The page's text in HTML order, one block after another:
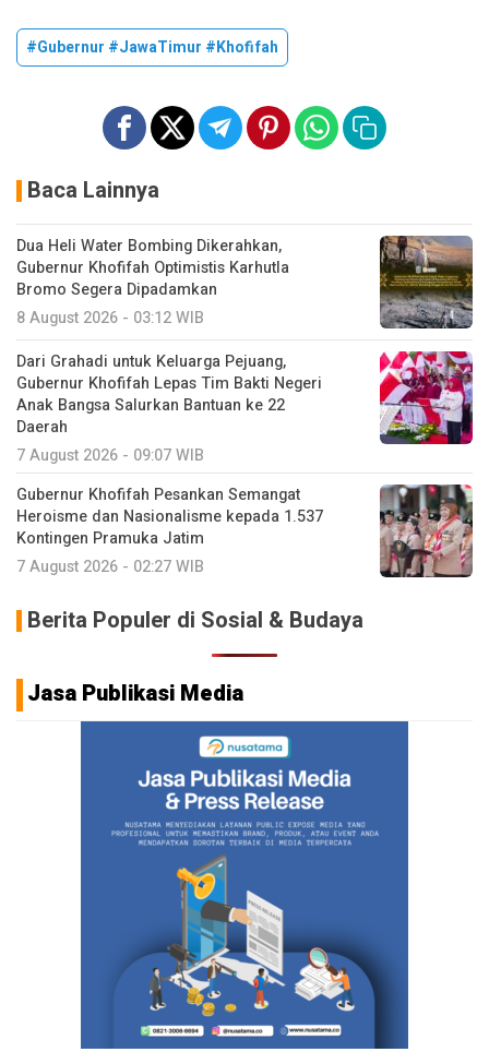
#Gubernur #JawaTimur #Khofifah
Baca Lainnya
Dua Heli Water Bombing Dikerahkan,
Gubernur Khofifah Optimistis Karhutla
Bromo Segera Dipadamkan
8 August 2026 - 03:12 WIB
Dari Grahadi untuk Keluarga Pejuang,
Gubernur Khofifah Lepas Tim Bakti Negeri
Anak Bangsa Salurkan Bantuan ke 22
Daerah
7 August 2026 - 09:07 WIB
Gubernur Khofifah Pesankan Semangat
Heroisme dan Nasionalisme kepada 1.537
Kontingen Pramuka Jatim
7 August 2026 - 02:27 WIB
Berita Populer di Sosial & Budaya
Jasa Publikasi Media